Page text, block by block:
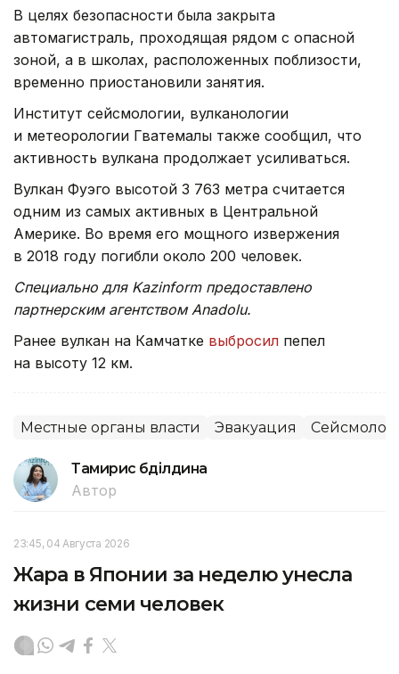
В целях безопасности была закрыта
автомагистраль, проходящая рядом с опасной
зоной, а в школах, расположенных поблизости,
временно приостановили занятия.
Институт сейсмологии, вулканологии
и метеорологии Гватемалы также сообщил, что
активность вулкана продолжает усиливаться.
Вулкан Фуэго высотой 3 763 метра считается
одним из самых активных в Центральной
Америке. Во время его мощного извержения
в 2018 году погибли около 200 человек.
Специально для Kazinform предоставлено
партнерским агентством Anadolu.
Ранее вулкан на Камчатке выбросил пепел
на высоту 12 км.
Местные органы власти Эвакуация
Тамирис Әбділдина
Автор
23:45, 04 Августа 2026
Жара в Японии за неделю унесла
жизни семи человек